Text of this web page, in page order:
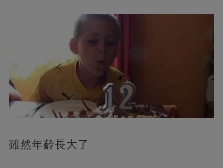
雖然年齡長大了